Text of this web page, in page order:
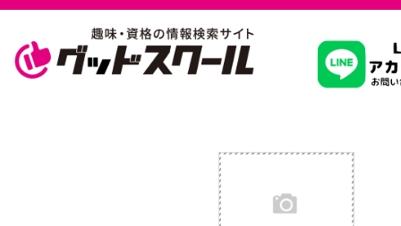
習いたいこ
スクールを